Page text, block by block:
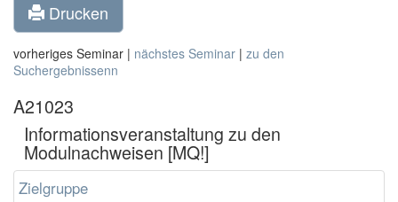
Drucken
vorheriges Seminar | nächstes Seminar | zu den
Suchergebnissenn
A21023
Informationsveranstaltung zu den
Modulnachweisen [MQ!]
Zielgruppe